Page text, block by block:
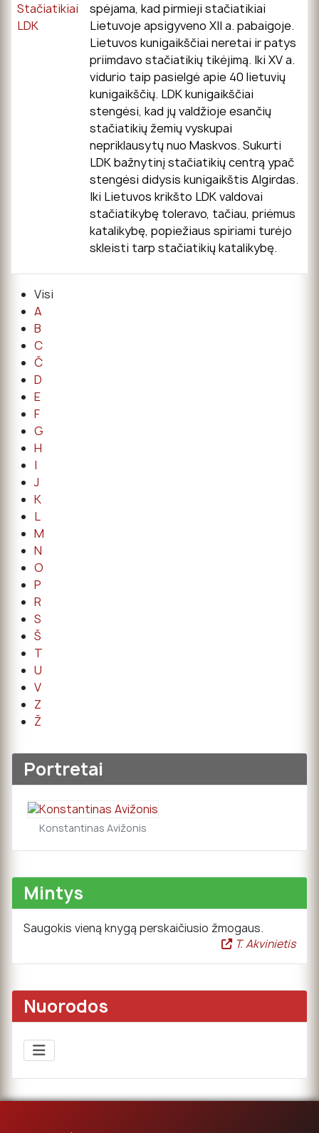
Stačiatikiai
LDK
spėjama, kad pirmieji stačiatikiai
Lietuvoje apsigyveno XII a. pabaigoje.
Lietuvos kunigaikščiai neretai ir patys
priimdavo stačiatikių tikėjimą. Iki XV a.
vidurio taip pasielgė apie 40 lietuvių
kunigaikščių. LDK kunigaikščiai
stengėsi, kad jų valdžioje esančių
stačiatikių žemių vyskupai
nepriklausytų nuo Maskvos. Sukurti
LDK bažnytinį stačiatikių centrą ypač
stengėsi didysis kunigaikštis Algirdas.
Iki Lietuvos krikšto LDK valdovai
stačiatikybę toleravo, tačiau, priėmus
katalikybę, popiežiaus spiriami turėjo
skleisti tarp stačiatikių katalikybę.
Visi
A
B
C
Č
D
E
F
G
H
I
J
K
L
M
N
O
P
R
S
Š
T
U
V
Z
Ž
Portretai
Konstantinas Avižonis
Mintys
Saugokis vieną knygą perskaičiusio žmogaus.
T. Akvinietis
Nuorodos